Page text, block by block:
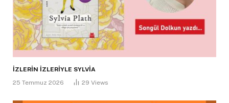
İZLERİN İZLERİYLE SYLVİA
25 Temmuz 2026
29 Views